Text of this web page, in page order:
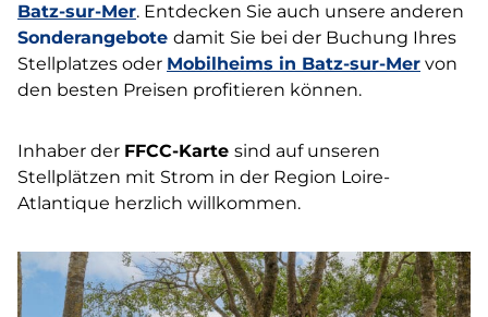
Batz-sur-Mer. Entdecken Sie auch unsere anderen
Sonderangebote damit Sie bei der Buchung Ihres
Stellplatzes oder Mobilheims in Batz-sur-Mer von
den besten Preisen profitieren können.
Inhaber der FFCC-Karte sind auf unseren
Stellplätzen mit Strom in der Region Loire-
Atlantique herzlich willkommen.